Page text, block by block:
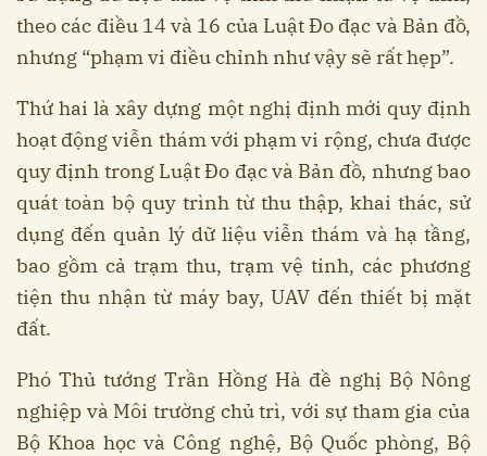
theo các điều 14 và 16 của Luật Đo đạc và Bản đồ,
nhưng “phạm vi điều chỉnh như vậy sẽ rất hẹp”.
Thứ hai là xây dựng một nghị định mới quy định
hoạt động viễn thám với phạm vi rộng, chưa được
quy định trong Luật Đo đạc và Bản đồ, nhưng bao
quát toàn bộ quy trình từ thu thập, khai thác, sử
dụng đến quản lý dữ liệu viễn thám và hạ tầng,
bao gồm cả trạm thu, trạm vệ tinh, các phương
tiện thu nhận từ máy bay, UAV đến thiết bị mặt
đất.
Phó Thủ tướng Trần Hồng Hà đề nghị Bộ Nông
nghiệp và Môi trường chủ trì, với sự tham gia của
Bộ Khoa học và Công nghệ, Bộ Quốc phòng, Bộ